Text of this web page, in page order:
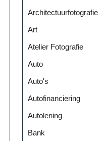
Architectuurfotografie
Art
Atelier Fotografie
Auto
Auto's
Autofinanciering
Autolening
Bank